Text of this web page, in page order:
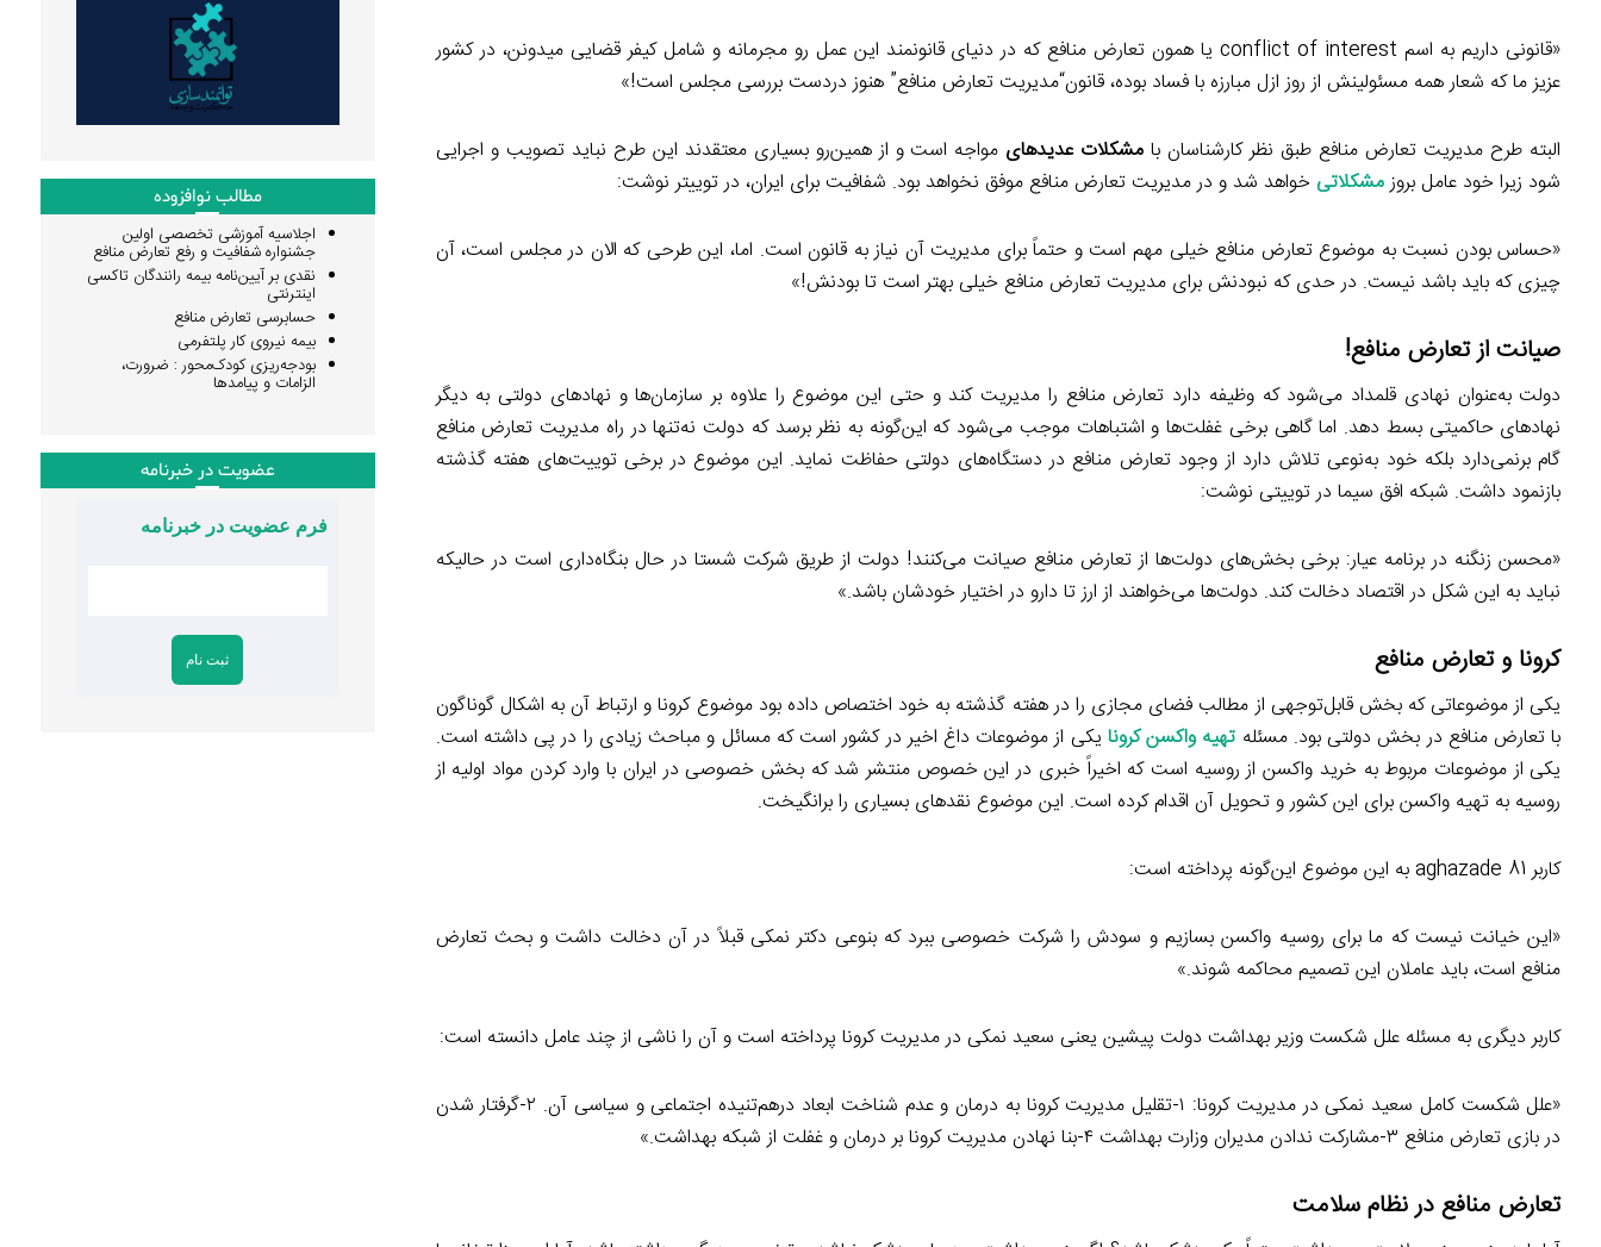
«قانونی داریم به اسم conflict of interest یا همون تعارض منافع که در دنیای قانونمند این عمل رو مجرمانه و شامل کیفر قضایی میدونن، در کشور
عزیز ما که شعار همه مسئولینش از روز ازل مبارزه با فساد بوده، قانون“مدیریت تعارض منافع” هنوز دردست بررسی مجلس است!»
البته طرح مدیریت تعارض منافع طبق نظر کارشناسان با مشکلات عدیده­ای مواجه است و از همین‌رو بسیاری معتقدند این طرح نباید تصویب و اجرایی
شود زیرا خود عامل بروزمشکلاتی خواهد شد و در مدیریت تعارض منافع موفق نخواهد بود. شفافیت برای ایران، در توییتر نوشت:
«حساس بودن نسبت به موضوع تعارض منافع خیلی مهم است و حتماً برای مدیریت آن نیاز به قانون است. اما، این طرحی که الان در مجلس است، آن
چیزی که باید باشد نیست. در حدی که نبودنش برای مدیریت تعارض منافع خیلی بهتر است تا بودنش!»
صیانت از تعارض منافع!
دولت به‌عنوان نهادی قلمداد می‌شود که وظیفه دارد تعارض منافع را مدیریت کند و حتی این موضوع را علاوه بر سازمان‌ها و نهادهای دولتی به دیگر
نهادهای حاکمیتی بسط دهد. اما گاهی برخی غفلت‌ها و اشتباهات موجب می‌شود که این‌گونه به نظر برسد که دولت نه‌تنها در راه مدیریت تعارض منافع
گام برنمی‌دارد بلکه خود به‌نوعی تلاش دارد از وجود تعارض منافع در دستگاه‌های دولتی حفاظت نماید. این موضوع در برخی توییت‌های هفته گذشته
بازنمود داشت. شبکه افق سیما در توییتی نوشت:
«محسن زنگنه در برنامه عیار: برخی بخش‌های دولت‌ها از تعارض منافع صیانت می‌کنند! دولت از طریق شرکت شستا در حال بنگاه‌داری است در حالیکه
نباید به این شکل در اقتصاد دخالت کند. دولت‌ها می‌خواهند از ارز تا دارو در اختیار خودشان باشد.»
کرونا و تعارض منافع
یکی از موضوعاتی که بخش قابل‌توجهی از مطالب فضای مجازی را در هفته گذشته به خود اختصاص داده بود موضوع کرونا و ارتباط آن به اشکال گوناگون
با تعارض منافع در بخش دولتی بود. مسئله تهیه واکسن کرونا یکی از موضوعات داغ اخیر در کشور است که مسائل و مباحث زیادی را در پی داشته است.
یکی از موضوعات مربوط به خرید واکسن از روسیه است که اخیراً خبری در این خصوص منتشر شد که بخش خصوصی در ایران با وارد کردن مواد اولیه از
روسیه به تهیه واکسن برای این کشور و تحویل آن اقدام کرده است. این موضوع نقدهای بسیاری را برانگیخت.
کاربر aghazade 81 به این موضوع این‌گونه پرداخته است:
«این خیانت نیست که ما برای روسیه واکسن بسازیم و سودش را شرکت خصوصی ببرد که بنوعی دکتر نمکی قبلاً در آن دخالت داشت و بحث تعارض
منافع است، باید عاملان این تصمیم محاکمه شوند.»
کاربر دیگری به مسئله علل شکست وزیر بهداشت دولت پیشین یعنی سعید نمکی در مدیریت کرونا پرداخته است و آن را ناشی از چند عامل دانسته است:
«علل شکست کامل سعید نمکی در مدیریت کرونا: ۱-تقلیل مدیریت کرونا به درمان و عدم شناخت ابعاد درهم‌تنیده اجتماعی و سیاسی آن. ۲-گرفتار شدن
در بازی تعارض منافع ۳-مشارکت ندادن مدیران وزارت بهداشت ۴-بنا نهادن مدیریت کرونا بر درمان و غفلت از شبکه بهداشت.»
تعارض منافع در نظام سلامت
مطالب نوافزوده
اجلاسیه آموزشی تخصصی اولین
جشنواره شفافیت و رفع تعارض منافع
نقدی بر آیین‌نامه بیمه رانندگان تاکسی
اینترنتی
حسابرسی تعارض منافع
بیمه نیروی کار پلتفرمی
بودجه‌ریزی کودک‌محور : ضرورت،
الزامات و پیامدها
عضویت در خبرنامه
فرم عضویت در خبرنامه